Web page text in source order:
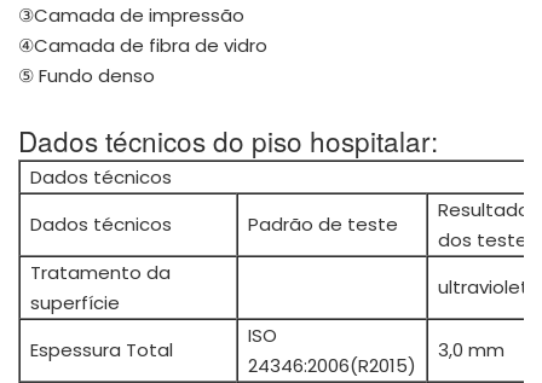
③Camada de impressão
④Camada de fibra de vidro
⑤ Fundo denso
Dados técnicos do piso hospitalar:
Dados técnicos
Dados técnicos
Padrão de teste
Resultado
dos testes
Tratamento da
superfície
ultravioleta
Espessura Total
ISO
24346:2006(R2015)
3,0 mm